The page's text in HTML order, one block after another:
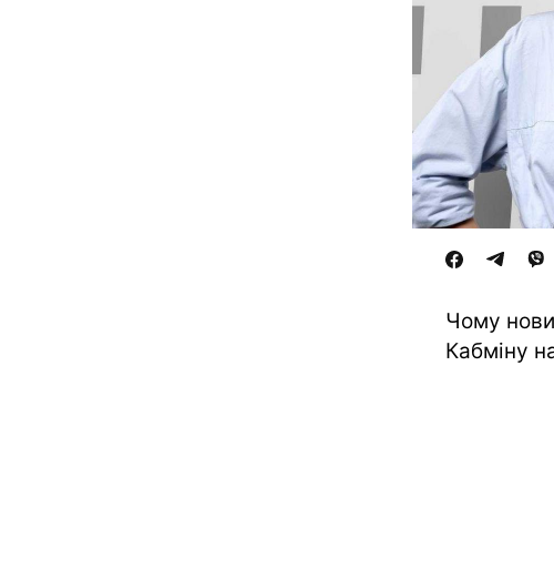
Чому
Кабміну